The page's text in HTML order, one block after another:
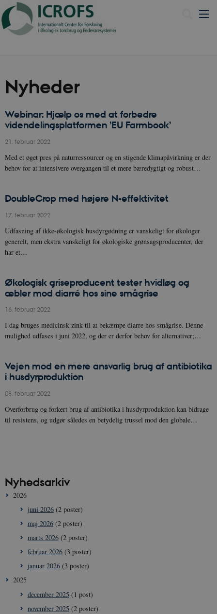
Nyheder
Webinar: Hjælp os med at forbedre
videndelingsplatformen ’EU Farmbook’
21. februar 2022
Med et øget pres på naturressourcer og en stigende klimapåvirkning er der
behov for at intensivere overgangen til et mere bæredygtigt og robust…
DoubleCrop med højere N-effektivitet
17. februar 2022
Udfasning af ikke-økologisk husdyrgødning er vanskeligt for økologer
generelt, men ekstra vanskeligt for økologiske grønsagsproducenter, der
har et…
Økologisk griseproducent tester hvidløg og
æbler mod diarré hos sine smågrise
16. februar 2022
I dag bruges medicinsk zink til at bekæmpe diarre hos smågrise. Denne
mulighed udfases i juni 2022, og der er derfor behov for alternativer;…
Vejen mod en mere ansvarlig brug af antibiotika
i husdyrproduktion
08. februar 2022
Overforbrug og forkert brug af antibiotika i husdyrproduktion kan bidrage
til resistens, og udgør således en betydelig trussel mod den globale…
Nyhedsarkiv
2026
juni 2026(2 poster)
maj 2026(2 poster)
marts 2026(2 poster)
februar 2026(3 poster)
januar 2026(3 poster)
2025
december 2025 (1 post)
november 2025 (2 poster)